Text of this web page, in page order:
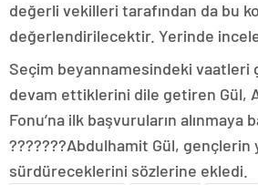
değerli vekilleri tarafından da bu
değerlendirilecektir. Yerinde
Seçim beyannamesindeki
devam ettiklerini dile getiren Gül,
Fonu’na ilk başvuruların alınmaya
???????Abdulhamit Gül, gençlerin
sürdüreceklerini sözlerine ekledi.